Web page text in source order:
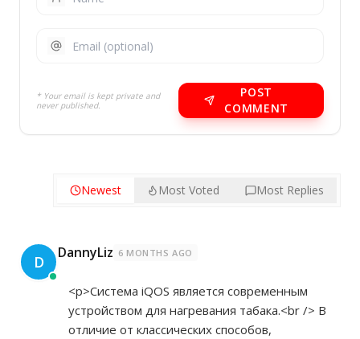
* Your email is kept private and
never published.
POST
COMMENT
Newest Most Voted Most Replies
D DannyLiz 6 MONTHS AGO
<p>Система iQOS является современным
устройством для нагревания табака.<br /> В
отличие от классических способов,